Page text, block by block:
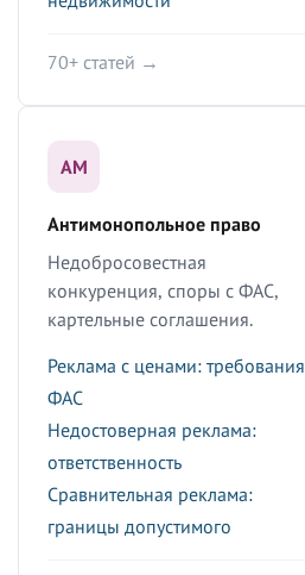
70+ статей →
АМ
Антимонопольное право
Недобросовестная
конкуренция, споры с ФАС,
картельные соглашения.
Реклама с ценами: требования
ФАС
Недостоверная реклама:
ответственность
Сравнительная реклама:
границы допустимого